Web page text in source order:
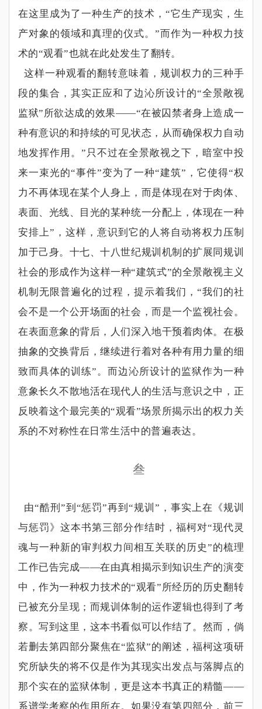
在这里成为了一种生产的技术， “它生产现实，生
产对象的领域和真理的仪式。 ”而作为一种权力技
术的“观看”也就在此处发生了翻转。
这样一种观看的翻转意味着，规训权力的三种手
段的集合，其实正应和了边沁所设计的“全景敞视
监狱” 所欲达成的效果——“在被囚禁者身上造成一
种有意识的和持续的可见状态，从而确保权力自动
地发挥作用。 ” 只不过在全景敞视之下，暗室中投
来一束光的“事件”变为了一种“建筑” ，它使得“权
力不再体现在某个人身上，而是体现在对于肉体、
表面、光线、目光的某种统一分配上，体现在一种
安排上” ，这样，意识到它的人将自动将权力压制
加于己身。十七、十八世纪规训机制的扩展同规训
社会的形成作为这样一种“建筑式”的全景敞视主义
机制无限普遍化的过程，提示着我们， “我们的社
会不是一个公开场面的社会，而是一个监视社会。
在表面意象的背后，人们深入地干预着肉体。在极
抽象的交换背后，继续进行着对各种有用力量的细
致而具体的训练” 。而边沁所设计的监狱作为一种
意象长久不散地活在现代人的生活与意识之中，正
反映着这个最完美的“观看”场景所揭示出的权力关
系的不对称性在日常生活中的普遍表达。
叁
由“酷刑 ”到 “惩罚”再到“规训” ，事实上在《规训
与惩罚》这本书第三部分作结时，福柯对“现代灵
魂与一种新的审判权力间相互关联的历史”的梳理
工作已告完成——在由真相揭示到知识生产的演变
中，作为一种权力技术的“观看” 所经历的历史翻转
已被充分呈现；而规训体制的运作逻辑也得到了考
察。写到这里，这本书看似可以作结了。然而，倘
若删去第四部分聚焦在“监狱”的阐述，福柯这项研
究所缺失的将不仅是作为其现实出发点与落脚点的
那个实在的监狱体制，更是这本书真正的精髓——
系谱学考察的作用所在。如果没有第四部分，前三